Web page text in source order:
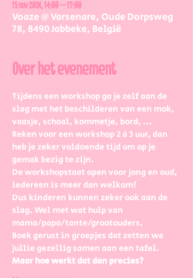
15 nov 2024, 14:00 – 17:00
Voaze @ Varsenare, Oude Dorpsweg
78, 8490 Jabbeke, België
Over het evenement
Tijdens een workshop ga je zelf aan de
slag met het beschilderen van een mok,
vaasje, schaal, kommetje, bord, ...
Reken voor een workshop 2 à 3 uur, dan
heb je zeker voldoende tijd om op je
gemak bezig te zijn.
De workshopstaat open voor jong en oud,
iedereen is meer dan welkom!
Dus kinderen kunnen zeker ook aan de
slag. Wel met wat hulp van
mama/papa/tante/grootouders.
Boek gerust in groepjes dat zetten we
jullie gezellig samen aan een tafel.
Maar hoe werkt dat dan precies?